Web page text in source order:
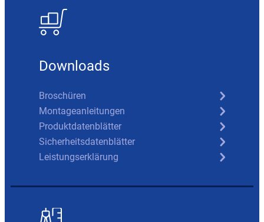
Downloads
Broschüren
Montageanleitungen
Produktdatenblätter
Sicherheitsdatenblätter
Leistungserklärung